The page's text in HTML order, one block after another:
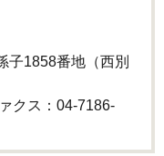
1858番地（西別
クス：04-7186-